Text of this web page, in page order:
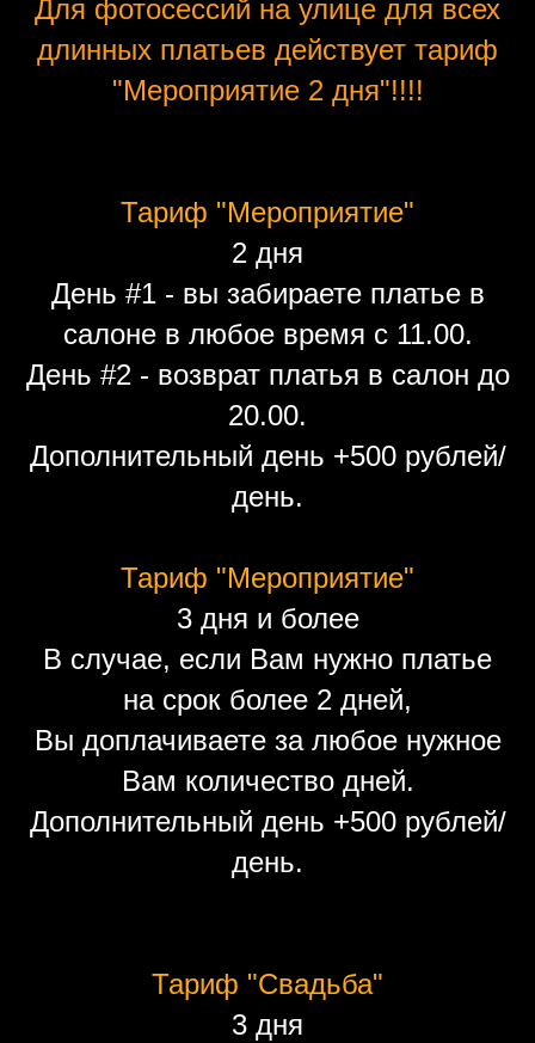
Для фотосессий на улице для всех
длинных платьев действует тариф
"Мероприятие 2 дня"!!!!
Тариф "Мероприятие"
2 дня
День #1 - вы забираете платье в
салоне в любое время с 11.00.
День #2 - возврат платья в салон до
20.00.
Дополнительный день +500 рублей/
день.
Тариф "Мероприятие"
3 дня и более
В случае, если Вам нужно платье
на срок более 2 дней,
Вы доплачиваете за любое нужное
Вам количество дней.
Дополнительный день +500 рублей/
день.
Тариф "Свадьба"
3 дня